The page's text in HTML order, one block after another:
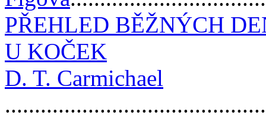
PŘEHLED BĚŽNÝCH
U KOČEK
D. T. Carmichael